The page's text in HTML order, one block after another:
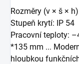
Rozměry (v × š ×
Stupeň krytí: IP 54
Pracovní teploty:
*135 mm ...
hloubkou